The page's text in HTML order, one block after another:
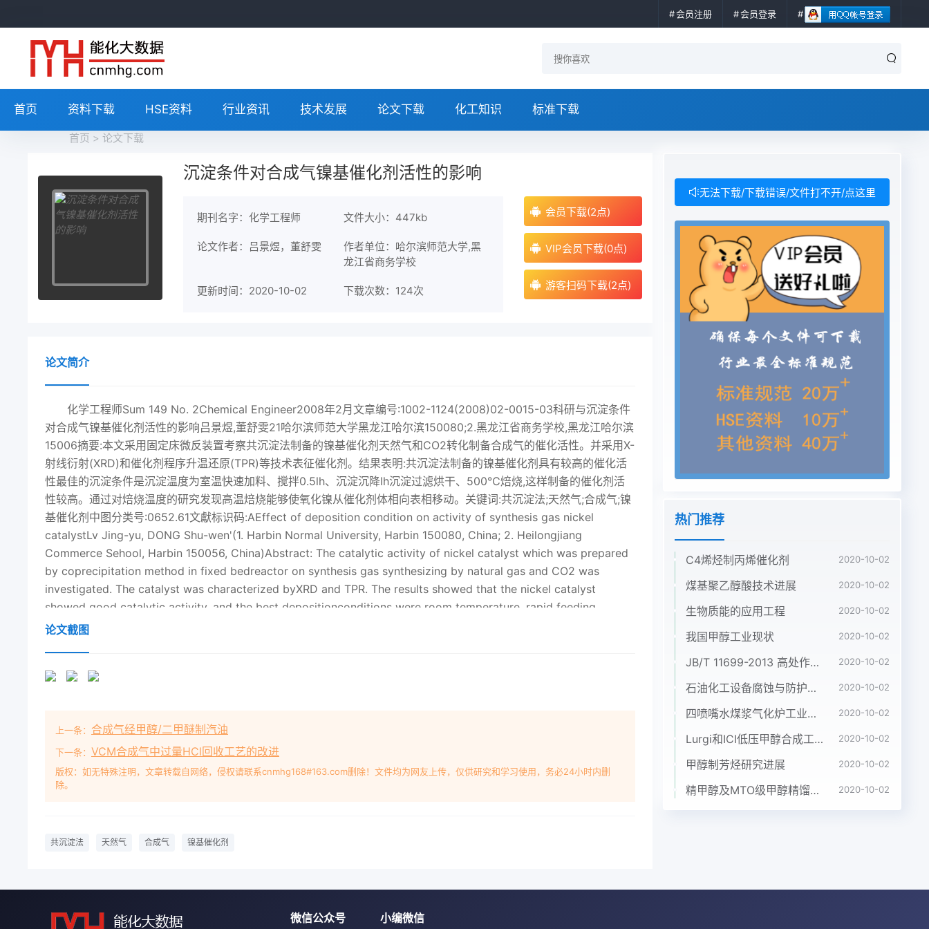
会员注册 会员登录
首页 资料下载 HSE资料 行业资讯 技术发展 论文下载 化工知识 标准下载
首页 > 论文下载
沉淀条件对合成气镍基催化剂活性的影响
期刊名字：化学工程师 文件大小：447kb
论文作者：吕景煜，董舒雯
作者单位：哈尔滨师范大学,黑
龙江省商务学校
更新时间：2020-10-02 下载次数： 124次
会员下载(2点)
VIP会员下载(0点)
游客扫码下载(2点)
论文简介
化学工程师Sum 149 No. 2Chemical Engineer2008年2月文章编号:1002-1124(2008)02-0015-03科研与沉淀条件
对合成气镍基催化剂活性的影响吕景煜,董舒雯21哈尔滨师范大学黑龙江哈尔滨150080;2.黑龙江省商务学校,黑龙江哈尔滨
15006摘要:本文采用固定床微反装置考察共沉淀法制备的镍基催化剂天然气和CO2转化制备合成气的催化活性。并采用X-
射线衍射(XRD)和催化剂程序升温还原(TPR)等技术表征催化剂。结果表明:共沉淀法制备的镍基催化剂具有较高的催化活
性最佳的沉淀条件是沉淀温度为室温快速加料、搅拌0.5lh、沉淀沉降Ih沉淀过滤烘干、500℃焙烧,这样制备的催化剂活
性较高。通过对焙烧温度的研究发现高温焙烧能够使氧化镍从催化剂体相向表相移动。关键词:共沉淀法;天然气;合成气;镍
基催化剂中图分类号:0652.61文獻标识码:AEffect of deposition condition on activity of synthesis gas nickel
catalystLv Jing-yu, DONG Shu-wen'(1. Harbin Normal University, Harbin 150080, China; 2. Heilongjiang
Commerce Sehool, Harbin 150056, China)Abstract: The catalytic activity of nickel catalyst which was prepared
by coprecipitation method in fixed bedreactor on synthesis gas synthesizing by natural gas and CO2 was
investigated. The catalyst was characterized byXRD and TPR. The results showed that the nickel catalyst
showed good catalytic activity, and the best depositionconditions were room temperature, rapid feeding,
stirring 0. 5-lh, depositing Ih, deposit filtering, drying and500C roasting. The study on roasting temperature
溶液为沉催化活性的是浸渍法制备的负载型P1,Ni24等淀剂在一定温度下将沉淀剂和硝酸盐混合溶液同催化剂。镍基催化
化剂。XRD图采用丹东生产的般采用分步浸渍法。因此,天然气和CO2反应Y-4Q型X射线衍射仪测定的CuKa辐射源,电制合
成气中催化剂的制备操作复杂、周期长,而且压30kV电流20mA。催化剂活性评价及其程序升采用浸渍法制备催化剂活性
组分含量高时,活性中温还原见文献(略)。心分散不好,这对催化反应来说是非常不利的本论文采用以共沉淀法制备镍基催化
剂,通过2结果和讨论控制沉淀条件获得镍分散度高的催化剂。并采用21沉淀温度XRD,TPR技术对所制备的催化剂进行表征
和中国煤化工高。图1是不同收稿日期:2008-01-04沉淀CNMHG沉淀温度,催化作者简介:吕景煜(199-),男,助理研究
的催化剂活性明显好于方法2制备的催化剂。2.4焙烧温度制备固体催化剂最后的工序是热处理,即焙烧。焙烧的目的:(1)使
论文截图
上一条： 合成气经甲醇/二甲醚制汽油
下一条： VCM合成气中过量HCl回收工艺的改进
版权：如无特殊注明，文章转载自网络，侵权请联系cnmhg168#163.com删除！文件均为网友上传，仅供研究和学习使用，务必24小时内删
除。
共沉淀法 天然气 合成气 镍基催化剂
无法下载/下载错误/文件打不开/点这里
热门推荐
C4烯烃制丙烯催化剂 2020-10-02
煤基聚乙醇酸技术进展 2020-10-02
生物质能的应用工程 2020-10-02
我国甲醇工业现状 2020-10-02
JB/T 11699-2013 高处作业吊篮安装、拆卸、使用技术规程 2020-10-02
石油化工设备腐蚀与防护参考书十本免费下载，绝版珍藏 2020-10-02
四喷嘴水煤浆气化炉工业应用情况简介 2020-10-02
Lurgi和ICI低压甲醇合成工艺比较 2020-10-02
甲醇制芳烃研究进展 2020-10-02
精甲醇及MTO级甲醇精馏工艺技术进展 2020-10-02
微信公众号 小编微信